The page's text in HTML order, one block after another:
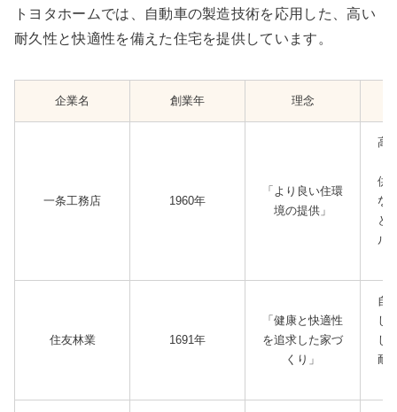
トヨタホームでは、自動車の製造技術を応用した、高い
耐久性と快適性を備えた住宅を提供しています。
企業名 創業年 理念
一条工務店 1960年
「より良い住環
境の提供」
高
供
な
と
ル
住友林業 1691年
「健康と快適性
を追求した家づ
くり」
自
し
し
耐